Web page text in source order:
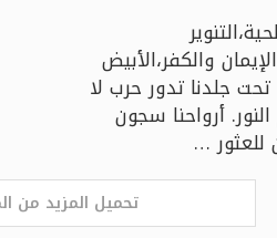
والكفر،الأبيض
جلدنا تدور حرب لا
أرواحنا سجون
…
تحميل المزيد من